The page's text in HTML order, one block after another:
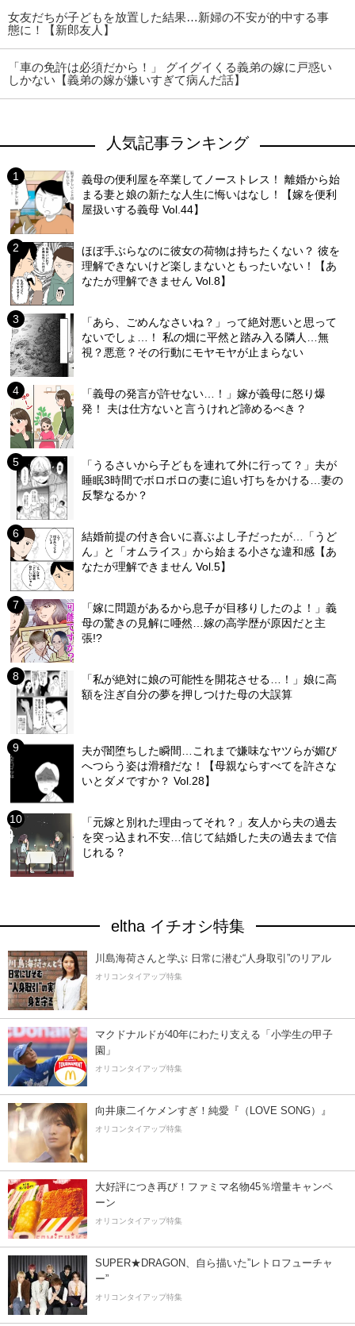
女友だちが子どもを放置した結果…新婦の不安が的中する事
態に！【新郎友人】
「車の免許は必須だから！」 グイグイくる義弟の嫁に戸惑い
しかない【義弟の嫁が嫌いすぎて病んだ話】
人気記事ランキング
義母の便利屋を卒業してノーストレス！ 離婚から始
まる妻と娘の新たな人生に悔いはなし！【嫁を便利
屋扱いする義母 Vol.44】
ほぼ手ぶらなのに彼女の荷物は持ちたくない？ 彼を
理解できないけど楽しまないともったいない！【あ
なたが理解できません Vol.8】
「あら、ごめんなさいね？」って絶対悪いと思って
ないでしょ…！ 私の畑に平然と踏み入る隣人…無
視？悪意？その行動にモヤモヤが止まらない
「義母の発言が許せない…！」嫁が義母に怒り爆
発！ 夫は仕方ないと言うけれど諦めるべき？
「うるさいから子どもを連れて外に行って？」夫が
睡眠3時間でボロボロの妻に追い打ちをかける…妻の
反撃なるか？
結婚前提の付き合いに喜ぶよし子だったが…「うど
ん」と「オムライス」から始まる小さな違和感【あ
なたが理解できません Vol.5】
「嫁に問題があるから息子が目移りしたのよ！」義
母の驚きの見解に唖然…嫁の高学歴が原因だと主
張!?
「私が絶対に娘の可能性を開花させる…！」娘に高
額を注ぎ自分の夢を押しつけた母の大誤算
夫が闇堕ちした瞬間…これまで嫌味なヤツらが媚び
へつらう姿は滑稽だな！【母親ならすべてを許さな
いとダメですか？ Vol.28】
「元嫁と別れた理由ってそれ？」友人から夫の過去
を突っ込まれ不安…信じて結婚した夫の過去まで信
じれる？
eltha イチオシ特集
川島海荷さんと学ぶ 日常に潜む“人身取引”のリアル
オリコンタイアップ特集
マクドナルドが40年にわたり支える「小学生の甲子
園」
オリコンタイアップ特集
向井康二イケメンすぎ！純愛『（LOVE SONG）』
オリコンタイアップ特集
大好評につき再び！ファミマ名物45％増量キャンペ
ーン
オリコンタイアップ特集
SUPER★DRAGON、自ら描いた”レトロフューチャ
ー”
オリコンタイアップ特集